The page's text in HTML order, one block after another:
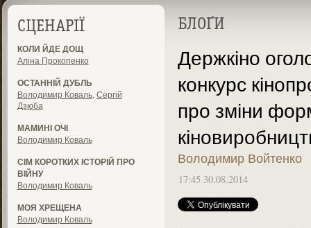
СЦЕНАРІЇ
КОЛИ ЙДЕ ДОЩ
Аліна Прокопенко
ОСТАННІЙ ДУБЛЬ
Володимир Коваль, Сергій
Дзюба
МАМИНІ ОЧІ
Володимир Коваль
СІМ КОРОТКИХ ІСТОРІЙ ПРО
ВІЙНУ
Володимир Коваль
МОЯ ХРЕЩЕНА
Володимир Коваль
БЛОҐИ
Держкіно
конкурс
про зміни
Володимир Войтенко
17:45 30.08.2014